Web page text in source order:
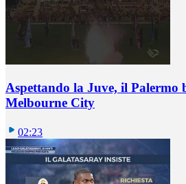
Aspettando la Juve, il Palermo
Melbourne City
02:23